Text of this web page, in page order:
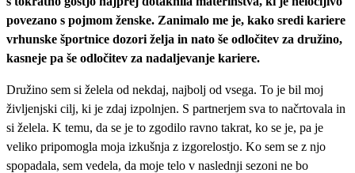
povezano s pojmom ženske. Zanimalo me je, kako sredi kariere
vrhunske športnice dozori želja in nato še odločitev za družino,
kasneje pa še odločitev za nadaljevanje kariere.
Družino sem si želela od nekdaj, najbolj od vsega. To je bil moj
življenjski cilj, ki je zdaj izpolnjen. S partnerjem sva to načrtovala in
si želela. K temu, da se je to zgodilo ravno takrat, ko se je, pa je
veliko pripomogla moja izkušnja z izgorelostjo. Ko sem se z njo
spopadala, sem vedela, da moje telo v naslednji sezoni ne bo